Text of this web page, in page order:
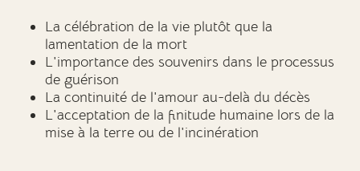
La célébration de la vie plutôt que la
lamentation de la mort
L'importance des souvenirs dans le processus
de guérison
La continuité de l'amour au-delà du décès
L'acceptation de la finitude humaine lors de la
mise à la terre ou de l'incinération